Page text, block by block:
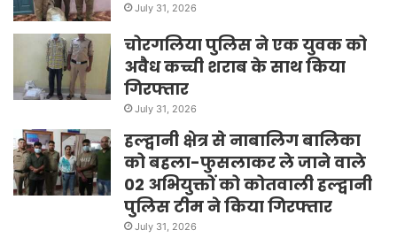
July 31, 2026
चोरगलिया पुलिस ने एक युवक को
अवैध कच्ची शराब के साथ किया
गिरफ्तार
July 31, 2026
हल्द्वानी क्षेत्र से नाबालिग बालिका
को बहला-फुसलाकर ले जाने वाले
02 अभियुक्तों को कोतवाली हल्द्वानी
पुलिस टीम ने किया गिरफ्तार
July 31, 2026